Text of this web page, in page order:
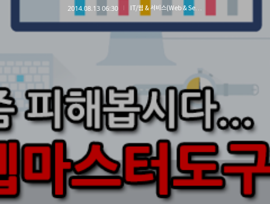
2014.08.13 06:30